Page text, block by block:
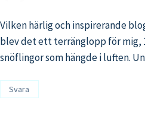
Vilken härlig och inspirerande
blev det ett terränglopp för mig,
snöflingor som hängde i luften.
Svara